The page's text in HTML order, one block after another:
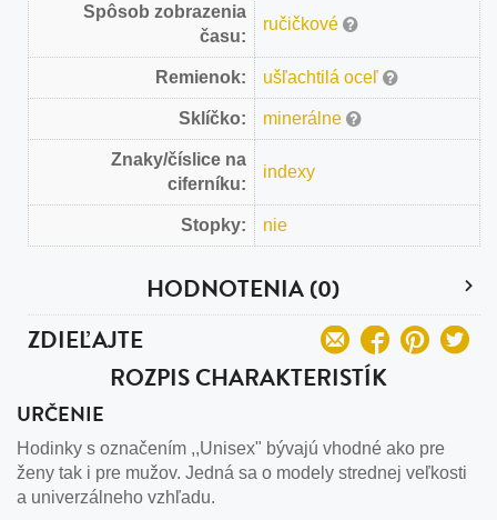
Spôsob zobrazenia
času:
ručičkové
Remienok: ušľachtilá oceľ
Sklíčko: minerálne
Znaky/číslice na
ciferníku:
indexy
Stopky: nie
HODNOTENIA (0)
ZDIEĽAJTE
ROZPIS CHARAKTERISTÍK
URČENIE
Hodinky s označením ,,Unisex" bývajú vhodné ako pre
ženy tak i pre mužov. Jedná sa o modely strednej veľkosti
a univerzálneho vzhľadu.